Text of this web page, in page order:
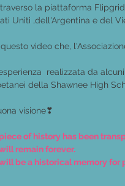
la piattaforma
Uniti ,dell'Argentina e del
questo video che,
realizzata da
della Shawnee High
visione❣
of history has been
remain forever.
be a historical memory for